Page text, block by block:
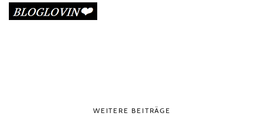
WEITERE BEITRÄGE